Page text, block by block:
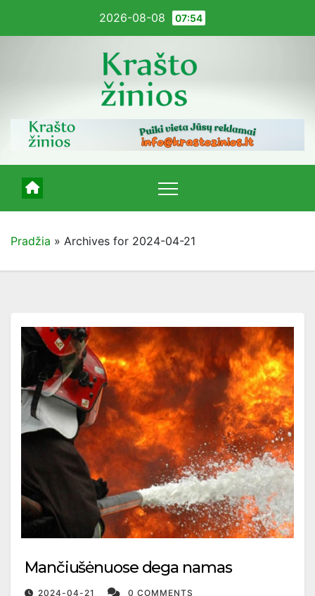
2026-08-08 07:54
Pradžia » Archives for 2024-04-21
Mančiušėnuose dega namas
2024-04-21 0 COMMENTS